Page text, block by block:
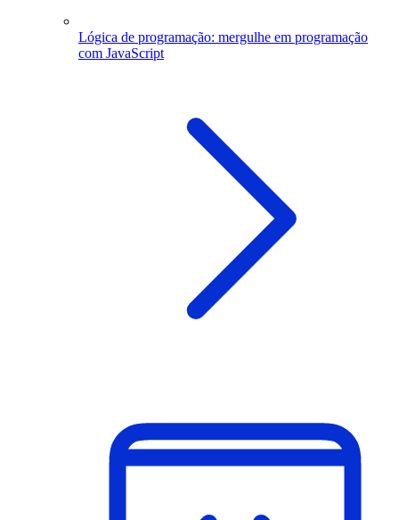
Lógica de programação: mergulhe em programação
com JavaScript